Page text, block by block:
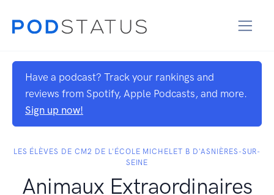
Have a podcast? Track your rankings and
reviews from Spotify, Apple Podcasts, and more.
Sign up now!
LES ÉLÈVES DE CM2 DE L'ÉCOLE MICHELET B D'ASNIÈRES-SUR-
SEINE
Animaux Extraordinaires